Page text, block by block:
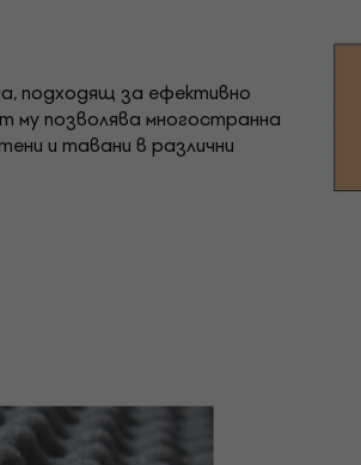
подходящ за ефективно
му позволява многостранна
и тавани в различни